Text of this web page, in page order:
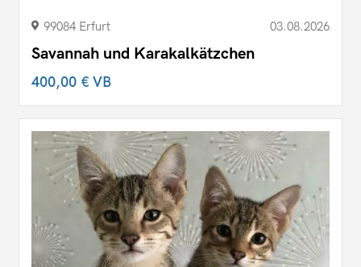
99084 Erfurt 03.08.2026
Savannah und Karakalkätzchen
400,00 €VB